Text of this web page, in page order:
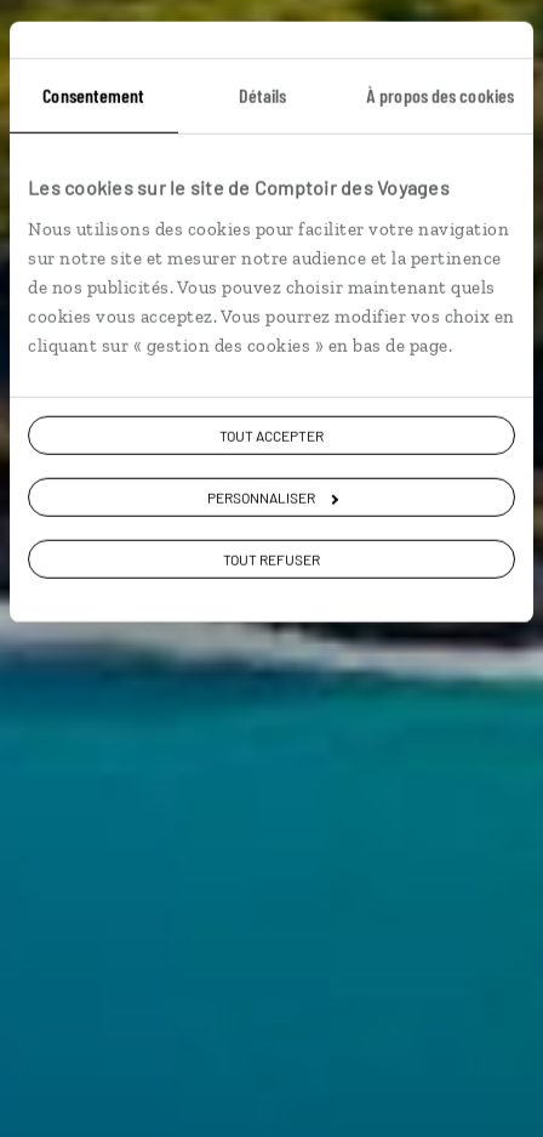
Consentement Détails À propos des cookies
Les cookies sur le site de Comptoir des Voyages
Nous utilisons des cookies pour faciliter votre navigation
sur notre site et mesurer notre audience et la pertinence
de nos publicités. Vous pouvez choisir maintenant quels
cookies vous acceptez. Vous pourrez modifier vos choix en
cliquant sur « gestion des cookies » en bas de page.
TOUT ACCEPTER
PERSONNALISER
TOUT REFUSER
Voyage Hawaii
VOIR NOS 5 IDÉES DE VOYAGE À HAWAII